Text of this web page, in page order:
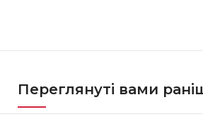
Переглянуті вами